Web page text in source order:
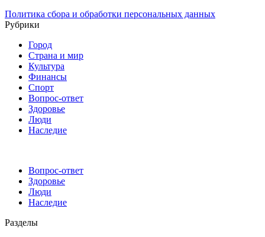
Политика сбора и обработки персональных данных
Рубрики
Город
Страна и мир
Культура
Финансы
Спорт
Вопрос-ответ
Здоровье
Люди
Наследие
Вопрос-ответ
Здоровье
Люди
Наследие
Разделы